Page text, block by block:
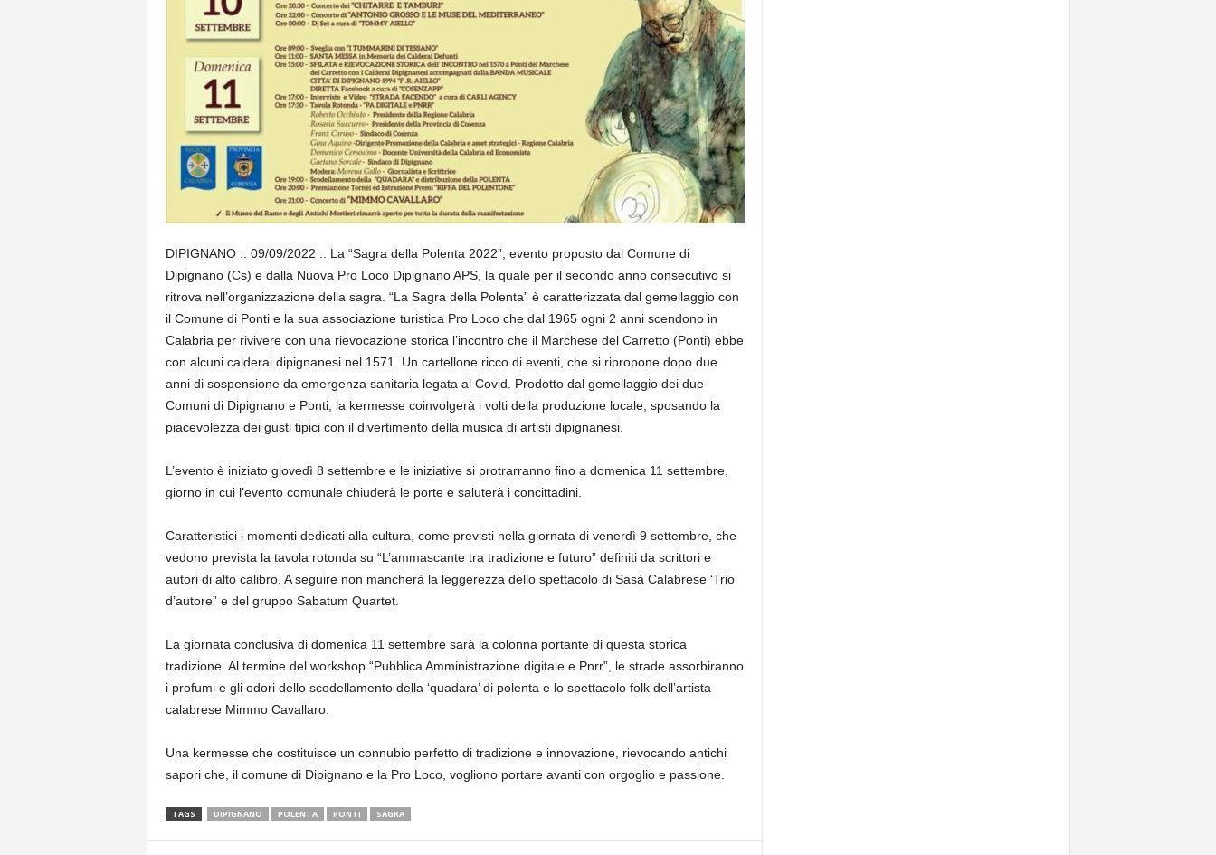
DIPIGNANO :: 09/09/2022 :: La “Sagra della Polenta 2022”, evento proposto dal Comune di
Dipignano (Cs) e dalla Nuova Pro Loco Dipignano APS, la quale per il secondo anno consecutivo si
ritrova nell’organizzazione della sagra. “La Sagra della Polenta” è caratterizzata dal gemellaggio con
il Comune di Ponti e la sua associazione turistica Pro Loco che dal 1965 ogni 2 anni scendono in
Calabria per rivivere con una rievocazione storica l’incontro che il Marchese del Carretto (Ponti) ebbe
con alcuni calderai dipignanesi nel 1571. Un cartellone ricco di eventi, che si ripropone dopo due
anni di sospensione da emergenza sanitaria legata al Covid. Prodotto dal gemellaggio dei due
Comuni di Dipignano e Ponti, la kermesse coinvolgerà i volti della produzione locale, sposando la
piacevolezza dei gusti tipici con il divertimento della musica di artisti dipignanesi.
L’evento è iniziato giovedì 8 settembre e le iniziative si protrarranno fino a domenica 11 settembre,
giorno in cui l’evento comunale chiuderà le porte e saluterà i concittadini.
Caratteristici i momenti dedicati alla cultura, come previsti nella giornata di venerdì 9 settembre, che
vedono prevista la tavola rotonda su “L’ammascante tra tradizione e futuro” definiti da scrittori e
autori di alto calibro. A seguire non mancherà la leggerezza dello spettacolo di Sasà Calabrese ‘Trio
d’autore” e del gruppo Sabatum Quartet.
La giornata conclusiva di domenica 11 settembre sarà la colonna portante di questa storica
tradizione. Al termine del workshop “Pubblica Amministrazione digitale e Pnrr”, le strade assorbiranno
i profumi e gli odori dello scodellamento della ‘quadara’ di polenta e lo spettacolo folk dell’artista
calabrese Mimmo Cavallaro.
Una kermesse che costituisce un connubio perfetto di tradizione e innovazione, rievocando antichi
sapori che, il comune di Dipignano e la Pro Loco, vogliono portare avanti con orgoglio e passione.
TAGS DIPIGNANO POLENTA PONTI SAGRA